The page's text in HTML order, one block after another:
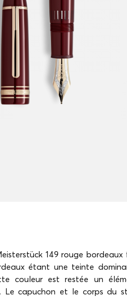
149 rouge bordeaux
étant une teinte
couleur est restée un
Le capuchon et le corps du